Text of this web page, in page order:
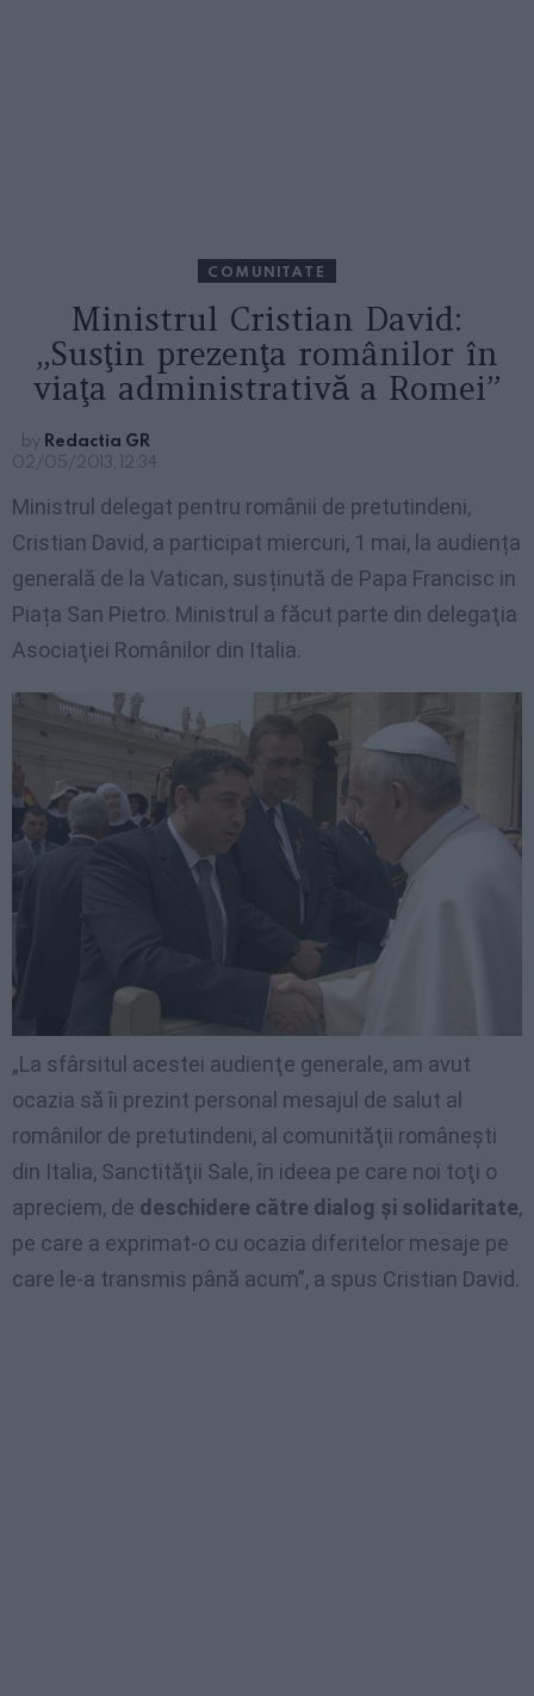
COMUNITATE
Ministrul Cristian David:
„Susţin prezenţa românilor în
viaţa administrativă a Romei”
by Redactia GR
02/05/2013, 12:34
Ministrul delegat pentru românii de pretutindeni,
Cristian David, a participat miercuri, 1 mai, la audiența
generală de la Vatican, susținută de Papa Francisc in
Piața San Pietro. Ministrul a făcut parte din delegaţia
Asociaţiei Românilor din Italia.
„La sfârsitul acestei audienţe generale, am avut
ocazia să îi prezint personal mesajul de salut al
românilor de pretutindeni, al comunităţii româneşti
din Italia, Sanctităţii Sale, în ideea pe care noi toţi o
apreciem, de deschidere către dialog şi solidaritate,
pe care a exprimat-o cu ocazia diferitelor mesaje pe
care le-a transmis până acum”, a spus Cristian David.